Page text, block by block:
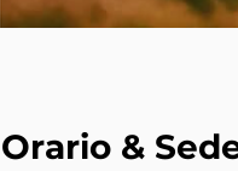
Orario &